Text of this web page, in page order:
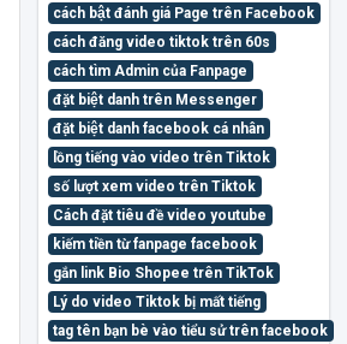
cách bật đánh giá Page trên Facebook
cách đăng video tiktok trên 60s
cách tìm Admin của Fanpage
đặt biệt danh trên Messenger
đặt biệt danh facebook cá nhân
lồng tiếng vào video trên Tiktok
số lượt xem video trên Tiktok
Cách đặt tiêu đề video youtube
kiếm tiền từ fanpage facebook
gắn link Bio Shopee trên TikTok
Lý do video Tiktok bị mất tiếng
tag tên bạn bè vào tiểu sử trên facebook